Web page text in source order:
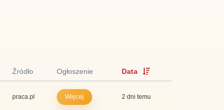
Źródło Ogłoszenie Data
praca.pl Więcej 2 dni temu